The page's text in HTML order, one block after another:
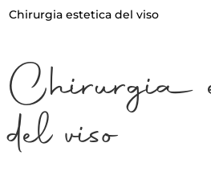
Chirurgia estetica del viso
Chirurgia
del viso